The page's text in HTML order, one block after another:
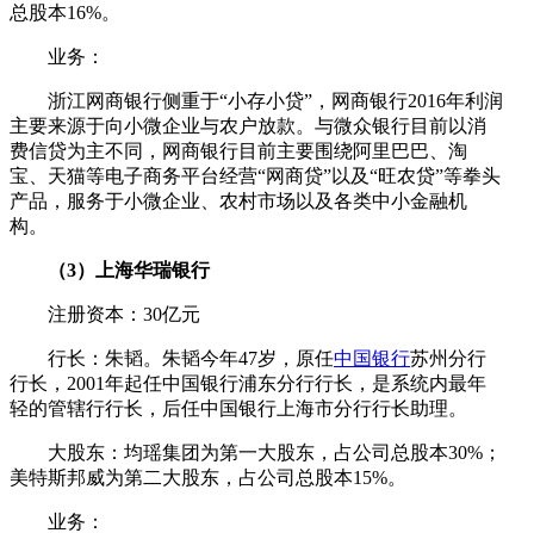
总股本16%。
业务：
浙江网商银行侧重于“小存小贷”，网商银行2016年利润
主要来源于向小微企业与农户放款。与微众银行目前以消
费信贷为主不同，网商银行目前主要围绕阿里巴巴、淘
宝、天猫等电子商务平台经营“网商贷”以及“旺农贷”等拳头
产品，服务于小微企业、农村市场以及各类中小金融机
构。
（3）上海华瑞银行
注册资本：30亿元
行长：朱韬。朱韬今年47岁，原任中国银行苏州分行
行长，2001年起任中国银行浦东分行行长，是系统内最年
轻的管辖行行长，后任中国银行上海市分行行长助理。
大股东：均瑶集团为第一大股东，占公司总股本30%；
美特斯邦威为第二大股东，占公司总股本15%。
业务：